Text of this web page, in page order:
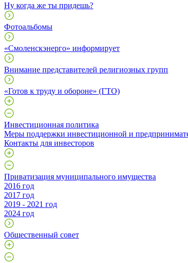
Ну когда же ты придешь?
Фотоальбомы
«Смоленскэнерго» информирует
Внимание представителей религиозных групп
«Готов к труду и обороне» (ГТО)
Инвестиционная политика
Меры поддержки инвестиционной и
Контакты для инвесторов
Приватизация муниципального имущества
2016 год
2017 год
2019 - 2021 год
2024 год
Общественный совет